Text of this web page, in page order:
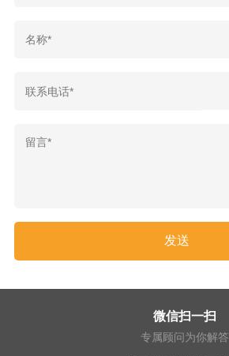
微信扫一扫
专属顾问为你解答